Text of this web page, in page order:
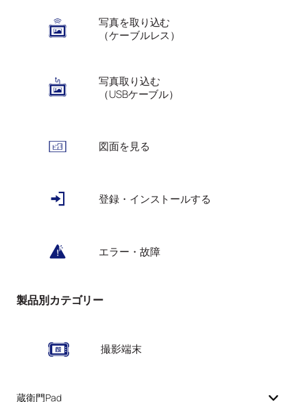
写真を取り込む
（ケーブルレス）
写真取り込む
（USBケーブル）
図面を見る
登録・インストールする
エラー・故障
製品別カテゴリー
撮影端末
蔵衛門Pad